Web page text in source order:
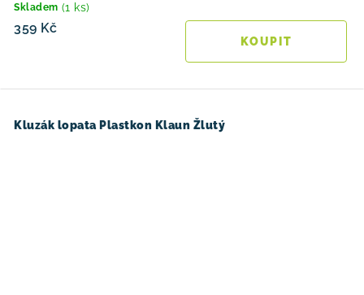
Skladem (1 ks)
359 Kč
Kluzák lopata Plastkon Klaun Žlutý